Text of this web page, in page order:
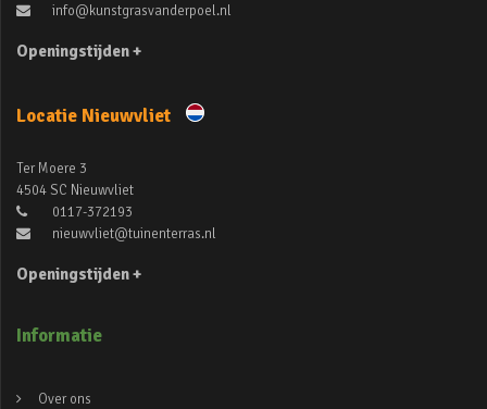
info@kunstgrasvanderpoel.nl
Openingstijden +
Locatie Nieuwvliet
Ter Moere 3
4504 SC Nieuwvliet
0117-372193
nieuwvliet@tuinenterras.nl
Openingstijden +
Informatie
Over ons